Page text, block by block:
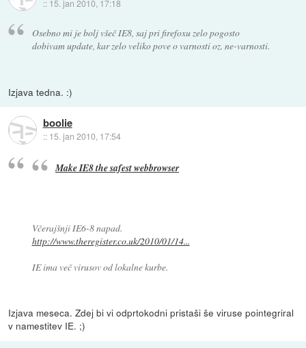
:: 15. jan 2010, 17:18
Osebno mi je bolj všeč IE8, saj pri firefoxu zelo pogosto
dobivam update, kar zelo veliko pove o varnosti oz. ne-varnosti.
Izjava tedna. :)
boolie
:: 15. jan 2010, 17:54
Make IE8 the safest webbrowser
Včerajšnji IE6-8 napad.
http://www.theregister.co.uk/2010/01/14...
IE ima več virusov od lokalne kurbe.
Izjava meseca. Zdej bi vi odprtokodni pristaši še viruse pointegriral
v namestitev IE. ;)